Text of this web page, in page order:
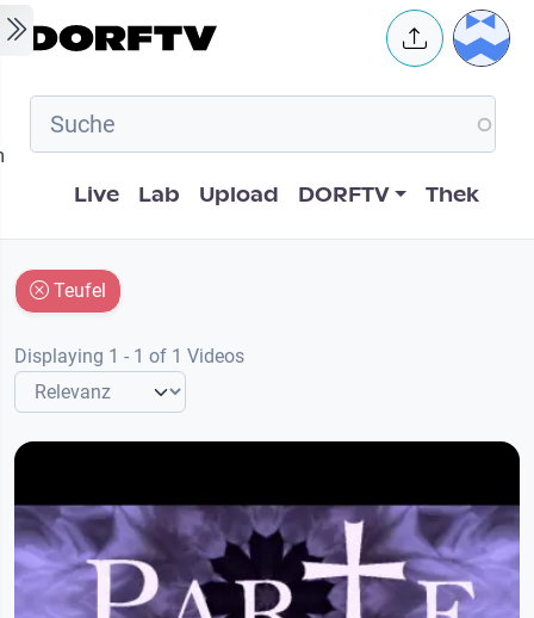
Skip to main content User
Hauptnavigation
Live Lab Upload DORFTV Thek
Teufel
Displaying 1 - 1 of 1 Videos